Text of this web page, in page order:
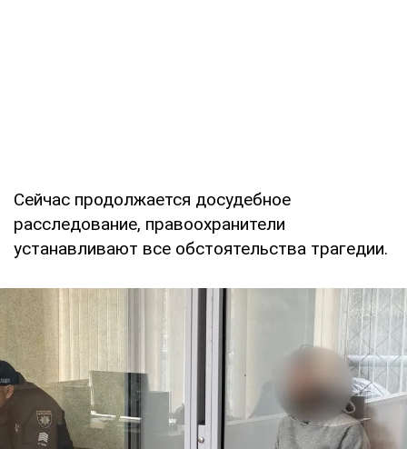
Сейчас продолжается досудебное
расследование, правоохранители
устанавливают все обстоятельства трагедии.